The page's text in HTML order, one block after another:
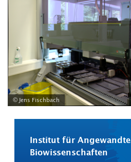
© Jens Fischbach
Institut für Angewandte
Biowissenschaften